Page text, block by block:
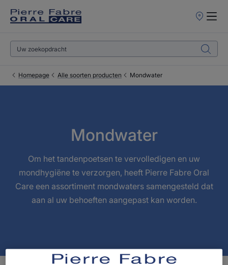
Homepage Alle soorten producten Mondwater
Mondwater
Om het tandenpoetsen te vervolledigen en uw
mondhygiëne te verzorgen, heeft Pierre Fabre Oral
Care een assortiment mondwaters samengesteld dat
aan al uw behoeften aangepast kan worden.